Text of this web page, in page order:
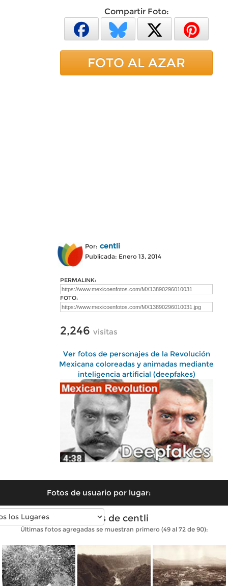
Compartir Foto:
FOTO AL AZAR
Por: centli
Publicada: Enero 13, 2014
PERMALINK:
FOTO:
2,246 visitas
Ver fotos de personajes de la Revolución
Mexicana coloreadas y animadas mediante
inteligencia artificial (deepfakes)
Fotos de usuario por lugar:
Fotos de centli
Últimas fotos agregadas se muestran primero (49 al 72 de 90):